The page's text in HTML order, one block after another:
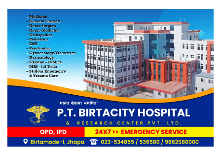
फरार अभियुक्त ओलीसामु झापा प्रहरी निरीह
द ब्यूटी वल्ड पाँचौँ वर्षमा प्रवेश , विपन्न ४
सय बढीलाई निशुल्क तालिम